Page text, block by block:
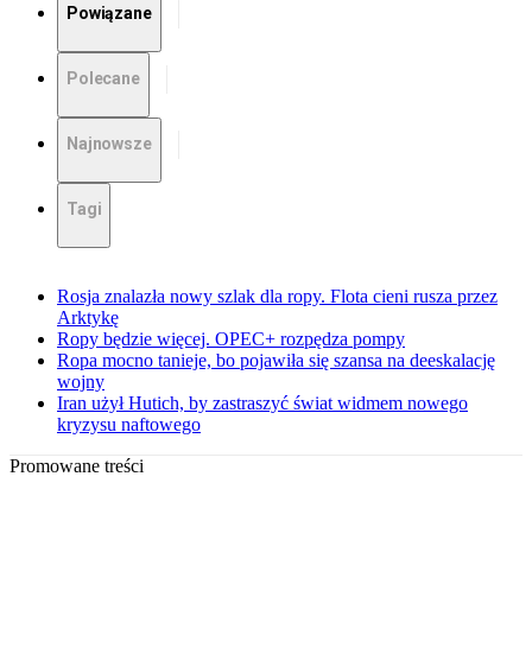
Powiązane
Polecane
Najnowsze
Tagi
Rosja znalazła nowy szlak dla ropy. Flota cieni rusza przez
Arktykę
Ropy będzie więcej. OPEC+ rozpędza pompy
Ropa mocno tanieje, bo pojawiła się szansa na deeskalację
wojny
Iran użył Hutich, by zastraszyć świat widmem nowego
kryzysu naftowego
Promowane treści